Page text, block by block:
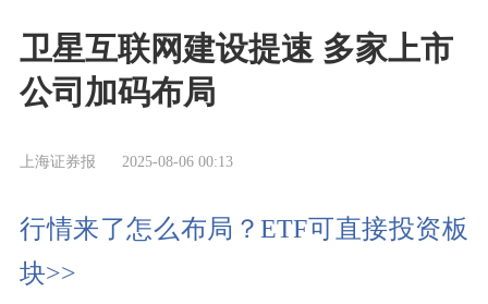
卫星互联网建设提速 多家上市
公司加码布局
上海证券报 2025-08-06 00:13
行情来了怎么布局？ETF可直接投资板
块>>